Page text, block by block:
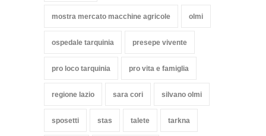
mostra mercato macchine agricole olmi
ospedale tarquinia presepe vivente
pro loco tarquinia pro vita e famiglia
regione lazio sara cori silvano olmi
sposetti stas talete tarkna